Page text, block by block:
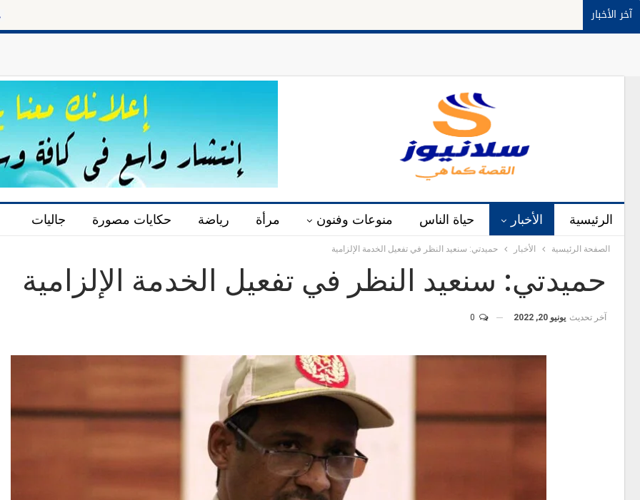
آخر الأخبار حارس
الرئيسية الأخبار حياة الناس منوعات وفنون مرأة رياضة حكايات مصورة جاليات
الصفحة الرئيسية الأخبار حميدتي: سنعيد النظر في تفعيل الخدمة الإلزامية
حميدتي: سنعيد النظر في تفعيل الخدمة الإلزامية
آخر تحديث يونيو 20, 2022